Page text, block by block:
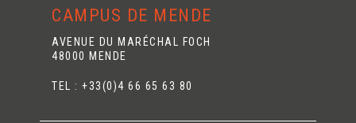
CAMPUS DE MENDE
AVENUE DU MARÉCHAL FOCH
48000 MENDE
TEL : +33(0)4 66 65 63 80